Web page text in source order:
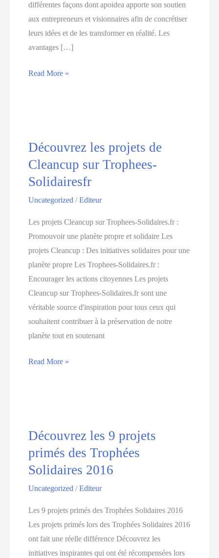
différentes façons dont apoidea apporte son soutien
aux entrepreneurs et visionnaires afin de concrétiser
leurs idées et de les transformer en réalité. Les
avantages […]
Découvrez
las-
ideas-
manana,
une
soutenant
idées
innovantes
Read More »
Découvrez les projets de
Cleancup sur Trophees-
Solidairesfr
Uncategorized /Editeur
Les projets Cleancup sur Trophees-Solidaires.fr :
Promouvoir une planète propre et solidaire Les
projets Cleancup : Des initiatives solidaires pour une
planète propre Les Trophees-Solidaires.fr :
Encourager les actions citoyennes Les projets
Cleancup sur Trophees-Solidaires.fr sont une
véritable source d'inspiration pour tous ceux qui
souhaitent contribuer à la préservation de notre
planète tout en soutenant
Découvrez
sur
Trophees-
Solidairesfr
Read More »
Découvrez les 9 projets
primés des Trophées
Solidaires 2016
Uncategorized /Editeur
Les 9 projets primés des Trophées Solidaires 2016
Les projets primés lors des Trophées Solidaires 2016
ont fait une réelle différence Découvrez les
initiatives inspirantes qui ont été récompensées lors